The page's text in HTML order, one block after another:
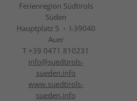
Ferienregion Südtirols
Süden
Hauptplatz 5 · I-39040
Auer
T +39 0471 810231
info@suedtirols-
sueden.info
www.suedtirols-
sueden.info